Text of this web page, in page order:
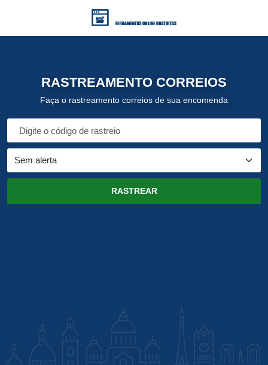
RASTREAMENTO CORREIOS
Faça o rastreamento correios de sua encomenda